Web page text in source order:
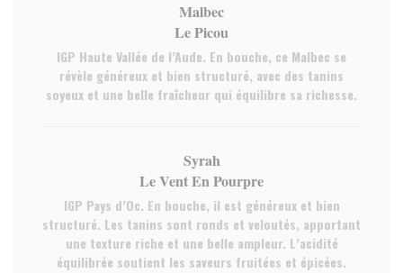
Malbec
Le Picou
IGP Haute Vallée de l’Aude. En bouche, ce Malbec se
révèle généreux et bien structuré, avec des tanins
soyeux et une belle fraîcheur qui équilibre sa richesse.
Syrah
Le Vent En Pourpre
IGP Pays d’Oc. En bouche, il est généreux et bien
structuré. Les tanins sont ronds et veloutés, apportant
une texture riche et une belle ampleur. L’acidité
équilibrée soutient les saveurs fruitées et épicées.